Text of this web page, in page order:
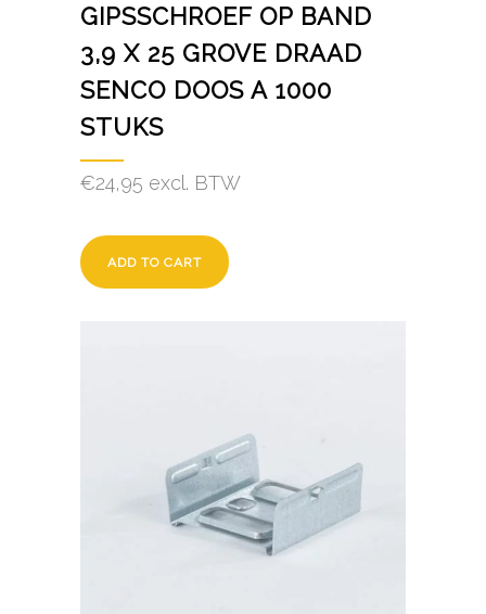
GIPSSCHROEF OP BAND
3,9 X 25 GROVE DRAAD
SENCO DOOS A 1000
STUKS
€24,95 excl. BTW
ADD TO CART